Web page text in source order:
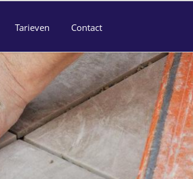
Tarieven Contact